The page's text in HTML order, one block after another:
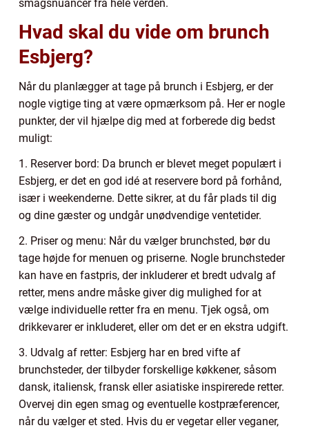
smagsnuancer fra hele verden.
Hvad skal du vide om brunch
Esbjerg?
Når du planlægger at tage på brunch i Esbjerg, er der
nogle vigtige ting at være opmærksom på. Her er nogle
punkter, der vil hjælpe dig med at forberede dig bedst
muligt:
1. Reserver bord: Da brunch er blevet meget populært i
Esbjerg, er det en god idé at reservere bord på forhånd,
især i weekenderne. Dette sikrer, at du får plads til dig
og dine gæster og undgår unødvendige ventetider.
2. Priser og menu: Når du vælger brunchsted, bør du
tage højde for menuen og priserne. Nogle brunchsteder
kan have en fastpris, der inkluderer et bredt udvalg af
retter, mens andre måske giver dig mulighed for at
vælge individuelle retter fra en menu. Tjek også, om
drikkevarer er inkluderet, eller om det er en ekstra udgift.
3. Udvalg af retter: Esbjerg har en bred vifte af
brunchsteder, der tilbyder forskellige køkkener, såsom
dansk, italiensk, fransk eller asiatiske inspirerede retter.
Overvej din egen smag og eventuelle kostpræferencer,
når du vælger et sted. Hvis du er vegetar eller veganer,